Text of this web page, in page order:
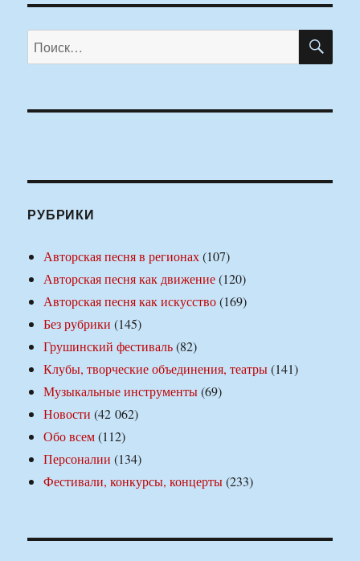
Искать:
РУБРИКИ
Авторская песня в регионах(107)
Авторская песня как движение(120)
Авторская песня как искусство(169)
Без рубрики (145)
Грушинский фестиваль(82)
Клубы, творческие объединения, театры(141)
Музыкальные инструменты(69)
Новости (42 062)
Обо всем(112)
Персоналии (134)
Фестивали, конкурсы, концерты(233)